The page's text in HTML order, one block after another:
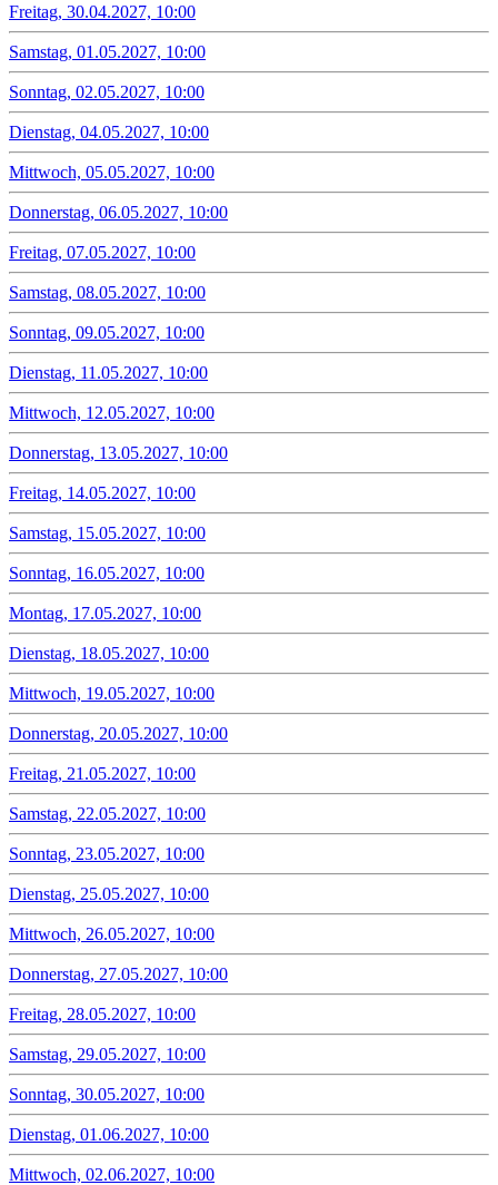
Freitag, 30.04.2027, 10:00
Samstag, 01.05.2027, 10:00
Sonntag, 02.05.2027, 10:00
Dienstag, 04.05.2027, 10:00
Mittwoch, 05.05.2027, 10:00
Donnerstag, 06.05.2027, 10:00
Freitag, 07.05.2027, 10:00
Samstag, 08.05.2027, 10:00
Sonntag, 09.05.2027, 10:00
Dienstag, 11.05.2027, 10:00
Mittwoch, 12.05.2027, 10:00
Donnerstag, 13.05.2027, 10:00
Freitag, 14.05.2027, 10:00
Samstag, 15.05.2027, 10:00
Sonntag, 16.05.2027, 10:00
Montag, 17.05.2027, 10:00
Dienstag, 18.05.2027, 10:00
Mittwoch, 19.05.2027, 10:00
Donnerstag, 20.05.2027, 10:00
Freitag, 21.05.2027, 10:00
Samstag, 22.05.2027, 10:00
Sonntag, 23.05.2027, 10:00
Dienstag, 25.05.2027, 10:00
Mittwoch, 26.05.2027, 10:00
Donnerstag, 27.05.2027, 10:00
Freitag, 28.05.2027, 10:00
Samstag, 29.05.2027, 10:00
Sonntag, 30.05.2027, 10:00
Dienstag, 01.06.2027, 10:00
Mittwoch, 02.06.2027, 10:00